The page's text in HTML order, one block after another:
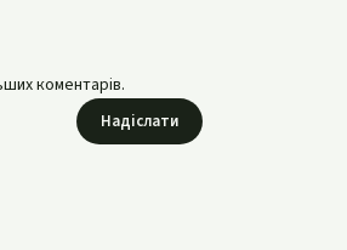
коментарів.
Надіслати